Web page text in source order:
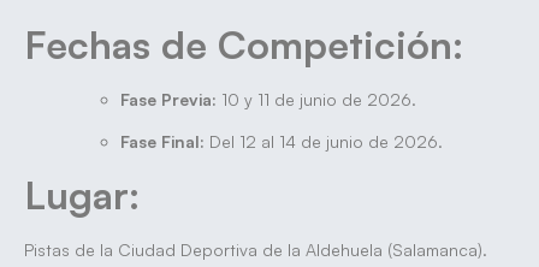
Fechas de Competición:
Fase Previa: 10 y 11 de junio de 2026.
Fase Final: Del 12 al 14 de junio de 2026.
Lugar:
Pistas de la Ciudad Deportiva de la Aldehuela (Salamanca).